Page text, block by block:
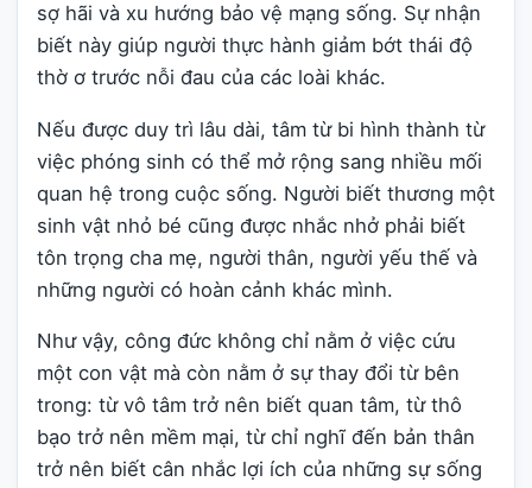
sợ hãi và xu hướng bảo vệ mạng sống. Sự nhận
biết này giúp người thực hành giảm bớt thái độ
thờ ơ trước nỗi đau của các loài khác.
Nếu được duy trì lâu dài, tâm từ bi hình thành từ
việc phóng sinh có thể mở rộng sang nhiều mối
quan hệ trong cuộc sống. Người biết thương một
sinh vật nhỏ bé cũng được nhắc nhở phải biết
tôn trọng cha mẹ, người thân, người yếu thế và
những người có hoàn cảnh khác mình.
Như vậy, công đức không chỉ nằm ở việc cứu
một con vật mà còn nằm ở sự thay đổi từ bên
trong: từ vô tâm trở nên biết quan tâm, từ thô
bạo trở nên mềm mại, từ chỉ nghĩ đến bản thân
trở nên biết cân nhắc lợi ích của những sự sống